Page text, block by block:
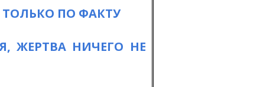
ПО ФАКТУ
ЖЕРТВА НИЧЕГО НЕ